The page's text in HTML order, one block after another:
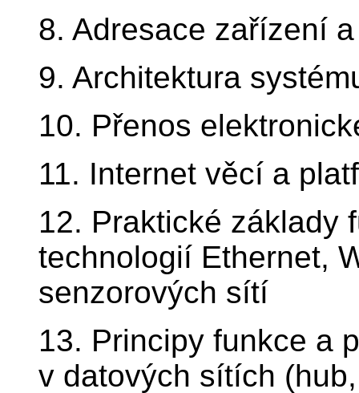
8. Adresace zařízení
9. Architektura
10. Přenos
11. Internet věcí a
12. Praktické základy
technologií Ethernet,
senzorových sítí
13. Principy funkce a
v datových sítích